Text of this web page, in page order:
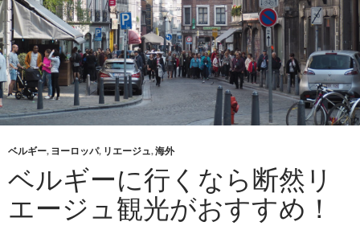
ベルギー, ヨーロッパ, リエージュ,海外
ベルギーに行くなら断然リ
エージュ観光がおすすめ！